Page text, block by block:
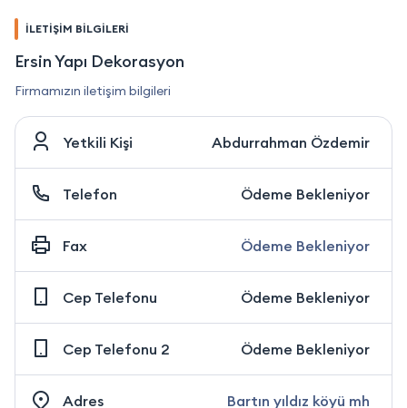
İLETİŞİM BİLGİLERİ
Ersin Yapı Dekorasyon
Firmamızın iletişim bilgileri
Yetkili Kişi Abdurrahman Özdemir
Telefon Ödeme Bekleniyor
Fax Ödeme Bekleniyor
Cep Telefonu Ödeme Bekleniyor
Cep Telefonu 2 Ödeme Bekleniyor
Adres Bartın yıldız köyü mh